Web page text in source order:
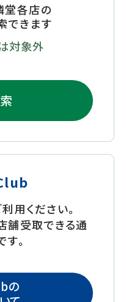
堂各店の
できます
対象外
用ください。
舗受取できる通
。
の